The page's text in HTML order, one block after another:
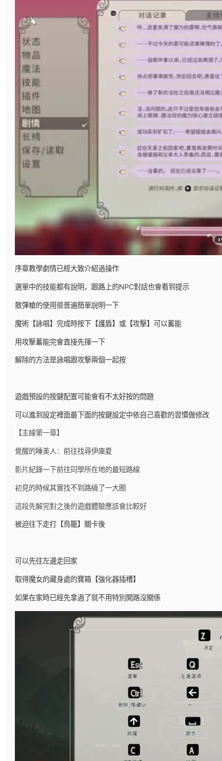
序章教學劇情已經大致介紹過操作
選單中的技能都有說明，跟路上的NPC對話也會看到提示
散彈槍的使用很普遍簡單說明一下
魔術【詠唱】完成時按下【護盾】或【攻擊】可以蓄能
用攻擊蓄能完會直接先揮一下
解除的方法是詠唱跟攻擊兩個一起按
遊戲預設的按鍵配置可能會有不太好按的問題
可以進到設定裡面最下面的按鍵設定中依自己喜歡的習慣做修改
【主線第一章】
覺醒的睡美人：前往找尋伊庫夏
影片紀錄一下前往同學所在地的最短路線
初見的時候其實找不到路繞了一大圈
這段先解完對之後的遊戲體驗應該會比較好
被迫往下走打【鳥籠】關卡後
可以先往左邊走回家
取得魔女的藏身處的寶箱【強化器插槽】
如果在家時已經先拿過了就不用特別開路沒關係